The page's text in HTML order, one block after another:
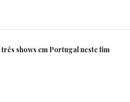
shows em Portugal neste fim